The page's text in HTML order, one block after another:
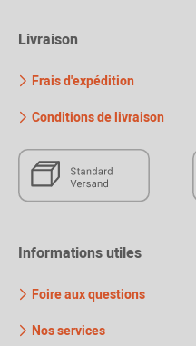
Livraison
Frais d'expédition
Conditions de livraison
Informations utiles
Foire aux questions
Nos services